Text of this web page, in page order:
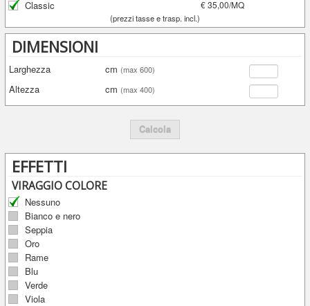
Classic € 35,00/MQ
(prezzi tasse e trasp. incl.)
DIMENSIONI
Larghezza cm (max 600)
Altezza cm (max 400)
Calcola
EFFETTI
VIRAGGIO COLORE
Nessuno
Bianco e nero
Seppia
Oro
Rame
Blu
Verde
Viola